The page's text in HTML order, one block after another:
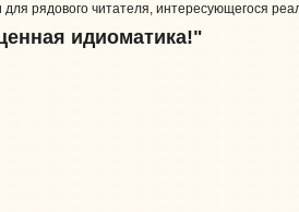
рядового читателя, интересующегося
идиоматика!"